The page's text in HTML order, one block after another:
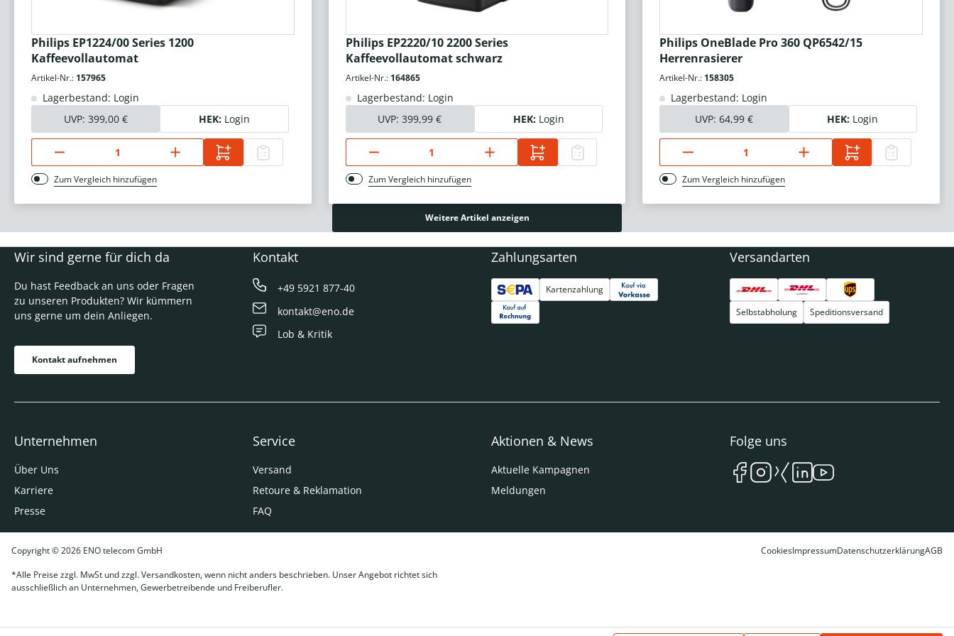
Philips EP1224/00 Series 1200
Kaffeevollautomat
Artikel-Nr.: 157965
Lagerbestand: Login
UVP: 399,00 € HEK: Login
Zum Vergleich hinzufügen
Philips EP2220/10 2200 Series
Kaffeevollautomat schwarz
Artikel-Nr.: 164865
Lagerbestand: Login
UVP:399,99 € HEK: Login
Zum Vergleich hinzufügen
Philips OneBlade Pro 360 QP6542/15
Herrenrasierer
Artikel-Nr.: 158305
Lagerbestand: Login
UVP: 64,99 € HEK: Login
Zum Vergleich hinzufügen
Weitere Artikel anzeigen
Wir sind gerne für dich da
Du hast Feedback an uns oder Fragen
zu unseren Produkten? Wir kümmern
uns gerne um dein Anliegen.
Kontakt aufnehmen
Kontakt
+49 5921 877-40
kontakt@eno.de
Lob & Kritik
Unternehmen
Über Uns
Karriere
Presse
Service
Versand
Retoure & Reklamation
FAQ
Aktionen & News
Aktuelle Kampagnen
Meldungen
Zahlungsarten
Kartenzahlung
Versandarten
Selbstabholung Speditionsversand
Folge uns
Copyright © 2026 ENO telecom GmbH CookiesImpressumDatenschutzerklärungAGB
*Alle Preise zzgl. MwSt und zzgl. Versandkosten, wenn nicht anders beschrieben. Unser Angebot richtet sich
ausschließlich an Unternehmen, Gewerbetreibende und Freiberufler.